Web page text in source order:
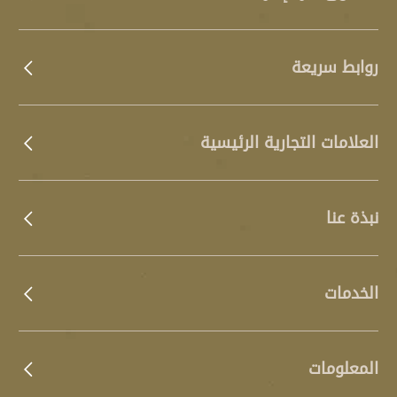
روابط سريعة
العلامات التجارية الرئيسية
نبذة عنا
الخدمات
المعلومات